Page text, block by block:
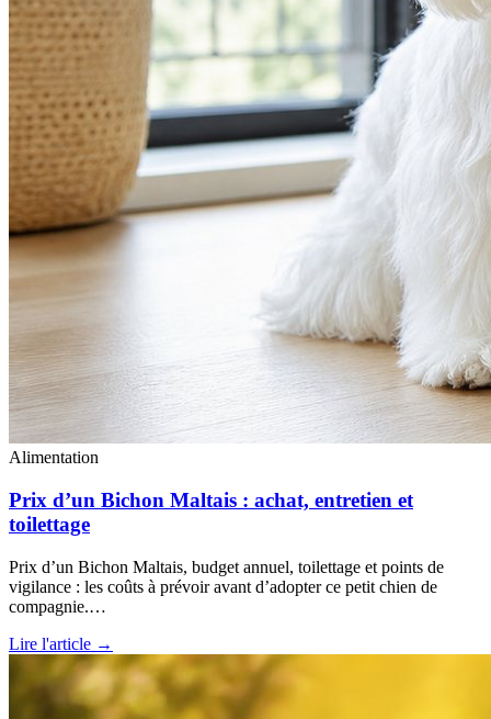
Alimentation
Prix d’un Bichon Maltais : achat, entretien et
toilettage
Prix d’un Bichon Maltais, budget annuel, toilettage et points de
vigilance : les coûts à prévoir avant d’adopter ce petit chien de
compagnie.…
Lire l'article →